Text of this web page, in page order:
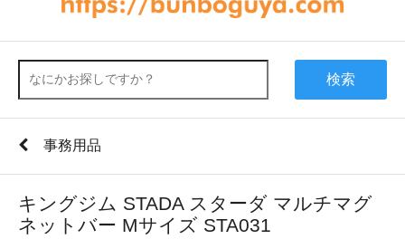
検索
事務用品
キングジム STADA スターダ マルチマグ
ネットバー Mサイズ STA031